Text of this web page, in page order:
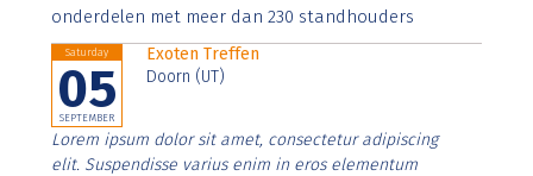
onderdelen met meer dan 230 standhouders
Saturday
05
SEPTEMBER
Exoten Treffen
Doorn (UT)
Lorem ipsum dolor sit amet, consectetur adipiscing
elit. Suspendisse varius enim in eros elementum